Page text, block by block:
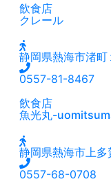
飲食店
クレール
静岡県熱海市渚町
0557-81-8467
飲食店
魚光丸-
静岡県熱海市上
0557-68-0708